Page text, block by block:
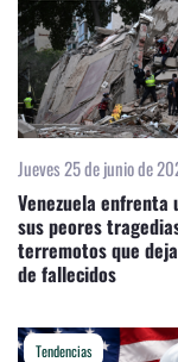
Jueves 25 de junio de
Venezuela enfrenta
sus peores
terremotos que
de fallecidos
Tendencias